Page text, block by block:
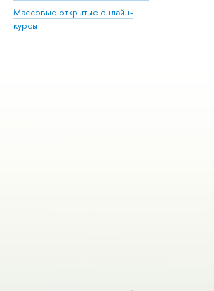
Массовые открытые онлайн-
курсы